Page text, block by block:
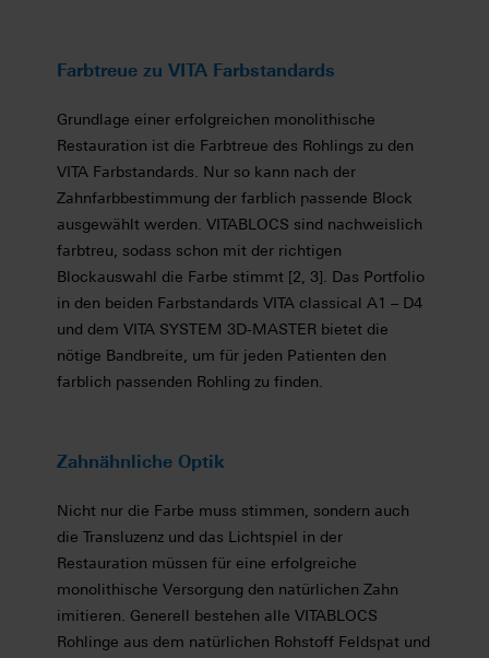
Farbtreue zu VITA Farbstandards
Grundlage einer erfolgreichen monolithische
Restauration ist die Farbtreue des Rohlings zu den
VITA Farbstandards. Nur so kann nach der
Zahnfarbbestimmung der farblich passende Block
ausgewählt werden. VITABLOCS sind nachweislich
farbtreu, sodass schon mit der richtigen
Blockauswahl die Farbe stimmt [2, 3]. Das Portfolio
in den beiden Farbstandards VITA classical A1 – D4
und dem VITA SYSTEM 3D-MASTER bietet die
nötige Bandbreite, um für jeden Patienten den
farblich passenden Rohling zu finden.
Zahnähnliche Optik
Nicht nur die Farbe muss stimmen, sondern auch
die Transluzenz und das Lichtspiel in der
Restauration müssen für eine erfolgreiche
monolithische Versorgung den natürlichen Zahn
imitieren. Generell bestehen alle VITABLOCS
Rohlinge aus dem natürlichen Rohstoff Feldspat und